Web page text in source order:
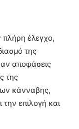
πλήρη έλεγχο,
της
αποφάσεις
της
κάνναβης,
επιλογή και